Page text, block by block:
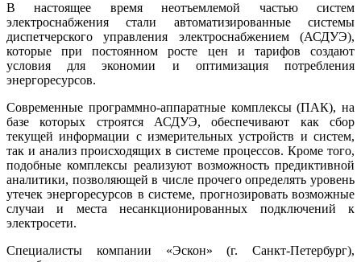
В настоящее время неотъемлемой частью систем
электроснабжения стали автоматизированные системы
диспетчерского управления электроснабжением (АСДУЭ),
которые при постоянном росте цен и тарифов создают
условия для экономии и оптимизация потребления
энергоресурсов.
Современные программно-аппаратные комплексы (ПАК), на
ба­зе которых строятся АСДУЭ, обеспечивают как сбор
текущей информации с измерительных устройств и систем,
так и анализ происходящих в системе процессов. Кроме то­го,
подобные комплексы реализуют возможность предиктивной
аналитики, позволяющей в числе прочего определять уровень
утечек энергоресурсов в системе, прогнозировать возможные
случаи и места несанкционированных подключений к
электросети.
Специалисты компании «Эскон» (г. Санкт-Петербург),